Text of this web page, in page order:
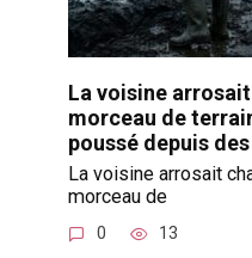
La voisine
morceau de
poussé depuis
La voisine arrosait
morceau de
0 13